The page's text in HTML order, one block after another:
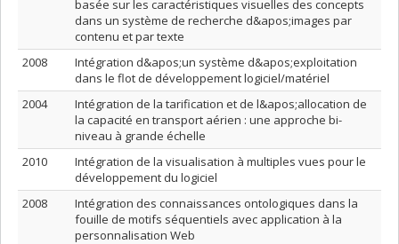
basée sur les caractéristiques visuelles des concepts
dans un système de recherche d&apos;images par
contenu et par texte
2008
Intégration d&apos;un système d&apos;exploitation
dans le flot de développement logiciel/matériel
2004
Intégration de la tarification et de l&apos;allocation de
la capacité en transport aérien : une approche bi-
niveau à grande échelle
2010
Intégration de la visualisation à multiples vues pour le
développement du logiciel
2008
Intégration des connaissances ontologiques dans la
fouille de motifs séquentiels avec application à la
personnalisation Web